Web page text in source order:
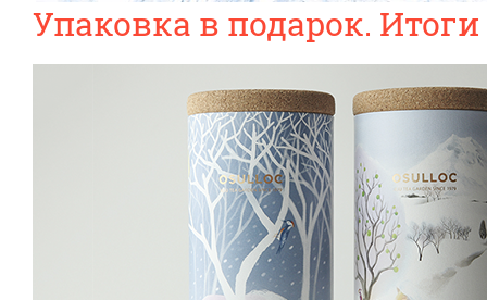
Упаковка в подарок. Итоги